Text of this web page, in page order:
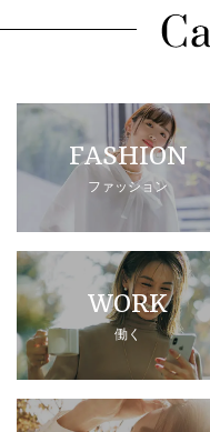
FASHION
ファッション
WORK
働く